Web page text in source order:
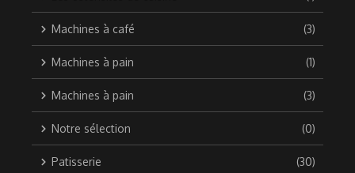
Machines à café (3)
Machines à pain (1)
Machines à pain (3)
Notre sélection (0)
Patisserie (30)